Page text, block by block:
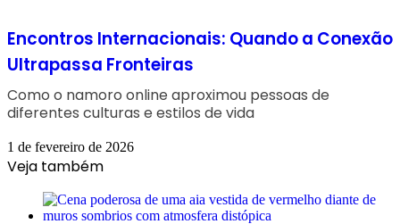
Encontros Internacionais: Quando a Conexão
Ultrapassa Fronteiras
Como o namoro online aproximou pessoas de
diferentes culturas e estilos de vida
1 de fevereiro de 2026
Veja também